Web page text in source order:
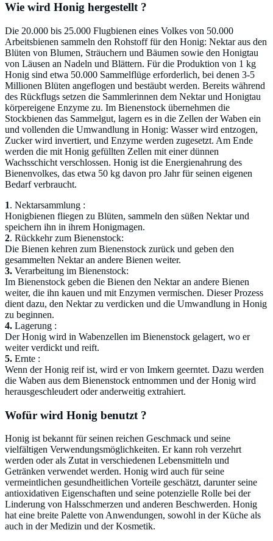
Wie wird Honig hergestellt ?
Die 20.000 bis 25.000 Flugbienen eines Volkes von 50.000
Arbeitsbienen sammeln den Rohstoff für den Honig: Nektar aus den
Blüten von Blumen, Sträuchern und Bäumen sowie den Honigtau
von Läusen an Nadeln und Blättern. Für die Produktion von 1 kg
Honig sind etwa 50.000 Sammelflüge erforderlich, bei denen 3-5
Millionen Blüten angeflogen und bestäubt werden. Bereits während
des Rückflugs setzen die Sammlerinnen dem Nektar und Honigtau
körpereigene Enzyme zu. Im Bienenstock übernehmen die
Stockbienen das Sammelgut, lagern es in die Zellen der Waben ein
und vollenden die Umwandlung in Honig: Wasser wird entzogen,
Zucker wird invertiert, und Enzyme werden zugesetzt. Am Ende
werden die mit Honig gefüllten Zellen mit einer dünnen
Wachsschicht verschlossen. Honig ist die Energienahrung des
Bienenvolkes, das etwa 50 kg davon pro Jahr für seinen eigenen
Bedarf verbraucht.
1. Nektarsammlung :
Honigbienen fliegen zu Blüten, sammeln den süßen Nektar und
speichern ihn in ihrem Honigmagen.
2. Rückkehr zum Bienenstock:
Die Bienen kehren zum Bienenstock zurück und geben den
gesammelten Nektar an andere Bienen weiter.
3. Verarbeitung im Bienenstock:
Im Bienenstock geben die Bienen den Nektar an andere Bienen
weiter, die ihn kauen und mit Enzymen vermischen. Dieser Prozess
dient dazu, den Nektar zu verdicken und die Umwandlung in Honig
zu beginnen.
4. Lagerung :
Der Honig wird in Wabenzellen im Bienenstock gelagert, wo er
weiter verdickt und reift.
5. Ernte :
Wenn der Honig reif ist, wird er von Imkern geerntet. Dazu werden
die Waben aus dem Bienenstock entnommen und der Honig wird
herausgeschleudert oder anderweitig extrahiert.
Wofür wird Honig benutzt ?
Honig ist bekannt für seinen reichen Geschmack und seine
vielfältigen Verwendungsmöglichkeiten. Er kann roh verzehrt
werden oder als Zutat in verschiedenen Lebensmitteln und
Getränken verwendet werden. Honig wird auch für seine
vermeintlichen gesundheitlichen Vorteile geschätzt, darunter seine
antioxidativen Eigenschaften und seine potenzielle Rolle bei der
Linderung von Halsschmerzen und anderen Beschwerden. Honig
hat eine breite Palette von Anwendungen, sowohl in der Küche als
auch in der Medizin und der Kosmetik.